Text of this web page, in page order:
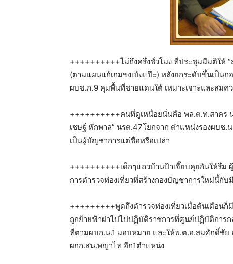
++++++++++ไม่ถึงครึ่งชั่วโมง ที่ประชุมมีมติให้
(ตามแผนแก้เกมขงเบ้งแป๊ะ) หลังยกระดับขึ้นเป็น
ผบช.ภ.9 คุมพื้นที่ชายแดนใต้ เหมาะเจาะและสมคว
++++++++++คนที่ดูเหนื่อยนั่นคือ พล.ต.ท.สาคร
เชษฐ์ หักพาล” นรต.47โยกจาก ตำแหน่งรองผบช
เป็นผู้บัญชาการแต่ชื่อหรือเปล่า
++++++++++เด็กๆแถวบ้านป้าเจี๊ยบคุยกันให้รึ่ม
การตำรวจท่องเที่ยวที่สร้างกองบัญชาการใหม่นี้กับ
+++++++++พูดถึงตำรวจท่องเที่ยวเมื่อต้นเดือน
ถูกย้ายฟ้าผ่าไปไปปฏิบัติราชการที่ศูนย์ปฏิบัติการ
ที่ตามผบก.น.1 มอบหมาย และให้พ.ต.อ.สมศักดิ์ชัย
ผกก.สน.พญาไท อีก1ตำแหน่ง